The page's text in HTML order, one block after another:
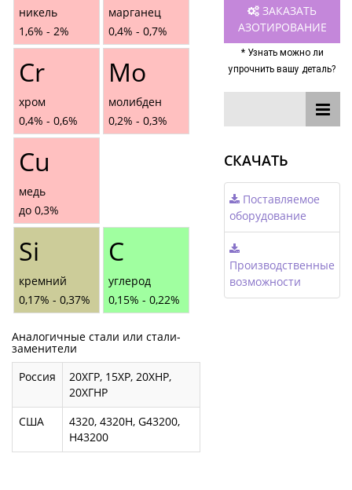
никель
1,6% - 2%
марганец
0,4% - 0,7%
Cr
хром
0,4% - 0,6%
Mo
молибден
0,2% - 0,3%
Сu
медь
до 0,3%
Si
кремний
0,17% - 0,37%
С
углерод
0,15% - 0,22%
Аналогичные стали или стали-
заменители
Россия
20ХГР, 15ХР, 20ХНР,
20ХГНР
США
4320, 4320H, G43200,
H43200
ЗАКАЗАТЬ
АЗОТИРОВАНИЕ
* Узнать можно ли
упрочнить вашу деталь?
СКАЧАТЬ
Поставляемое
оборудование
Производственные
возможности